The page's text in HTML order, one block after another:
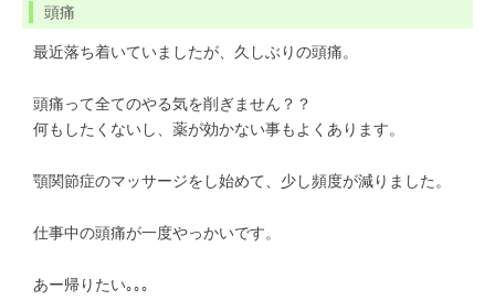
頭痛
最近落ち着いていましたが、久しぶりの頭痛。
頭痛って全てのやる気を削ぎません？？
何もしたくないし、薬が効かない事もよくあります。
顎関節症のマッサージをし始めて、少し頻度が減りました。
仕事中の頭痛が一度やっかいです。
あー帰りたい｡｡｡